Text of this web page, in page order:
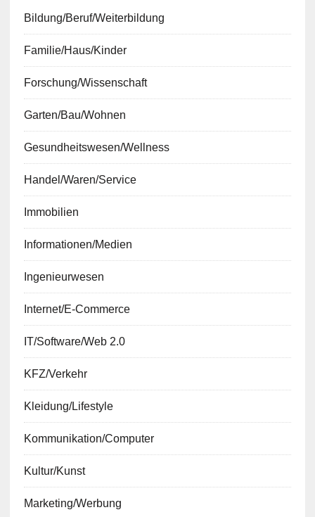
Bildung/Beruf/Weiterbildung
Familie/Haus/Kinder
Forschung/Wissenschaft
Garten/Bau/Wohnen
Gesundheitswesen/Wellness
Handel/Waren/Service
Immobilien
Informationen/Medien
Ingenieurwesen
Internet/E-Commerce
IT/Software/Web 2.0
KFZ/Verkehr
Kleidung/Lifestyle
Kommunikation/Computer
Kultur/Kunst
Marketing/Werbung